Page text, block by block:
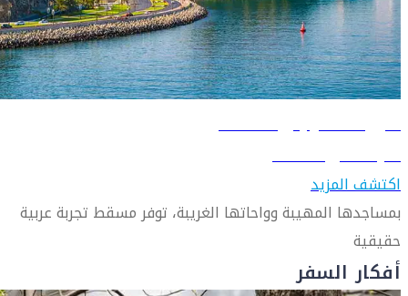
دليل السفر إلى مسقط
تعرّف على مسقط
اكتشف المزيد
بمساجدها المهيبة وواحاتها الغريبة، توفر مسقط تجربة عربية
حقيقية
أفكار السفر